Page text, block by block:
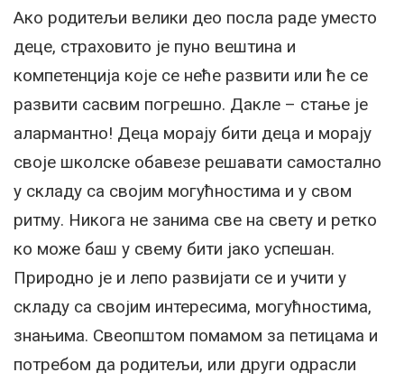
Ако родитељи велики део посла раде уместо
деце, страховито је пуно вештина и
компетенција које се неће развити или ће се
развити сасвим погрешно. Дакле – стање је
алармантно! Деца морају бити деца и морају
своје школске обавезе решавати самостално
у складу са својим могућностима и у свом
ритму. Никога не занима све на свету и ретко
ко може баш у свему бити јако успешан.
Природно је и лепо развијати се и учити у
складу са својим интересима, могућностима,
знањима. Свеопштом помамом за петицама и
потребом да родитељи, или други одрасли